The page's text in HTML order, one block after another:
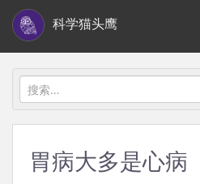
i
科学猫头鹰
搜
索：
胃病大多是心病